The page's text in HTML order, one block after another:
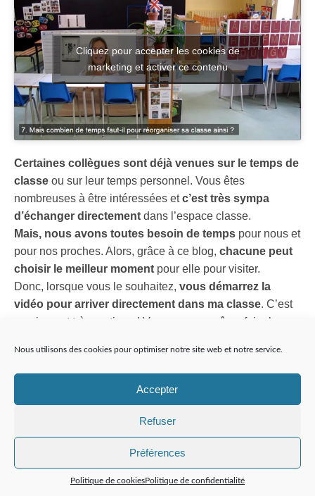
Nous utilisons des cookies pour optimiser notre site web et notre service.
Accepter
Refuser
Préférences
Politique de cookiesPolitique de confidentialité
Cliquez pour accepter les cookies de
marketing et activer ce contenu
Certaines collègues sont déjà venues sur le temps de
classe ou sur leur temps personnel. Vous êtes
nombreuses à être intéressées etc’est très sympa
d’échanger directement dans l’espace classe.
Mais, nous avons toutes besoin de temps pour nous et
pour nos proches. Alors, grâce à ce blog, chacune peut
choisir le meilleur moment pour elle pour visiter.
Donc, lorsque vous le souhaitez, vous démarrez la
vidéo pour arriver directement dans ma classe. C’est
magique et très pratique ! Vous pouvez même faire la
Dans cette vidéo, vous pourrezvoir les différents
espaces, l’ameublement, l’organisation des activités, les
affichages et combien de temps, cette réorganisation m’a
pris.
Donc, du concret pour organiser l’espace classe en
maternelle.